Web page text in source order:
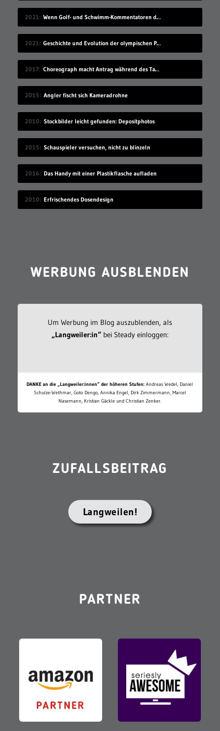
2021 Wenn Golf- und Schwimm-Kommentatoren die Sportart tauschen würden
2021 Geschichte und Evolution der olympischen Piktogramme
2017 Choreograph macht Antrag während des Tanzes
2015 Angler fischt sich Kameradrohne
2010 Stockbilder leicht gefunden: Depositphotos
2015 Schauspieler versuchen, nicht zu blinzeln
2016 Das Handy mit einer Plastikflasche aufladen
2010 Erfrischendes Dosendesign
WERBUNG AUSBLENDEN
Um Werbung im Blog auszublenden, als
„Langweiler:in“bei Steady einloggen:
DANKE an die „Langweiler:innen“ der höheren Stufen: Andreas Wedel, Daniel
Schulze-Wethmar, Goto Dengo, Annika Engel, Dirk Zimmermann, Marcel
Nasemann, Kristian Gäckle und Christian Zenker.
ZUFALLSBEITRAG
Langweilen!
PARTNER